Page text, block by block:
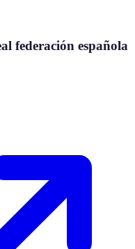
federación española